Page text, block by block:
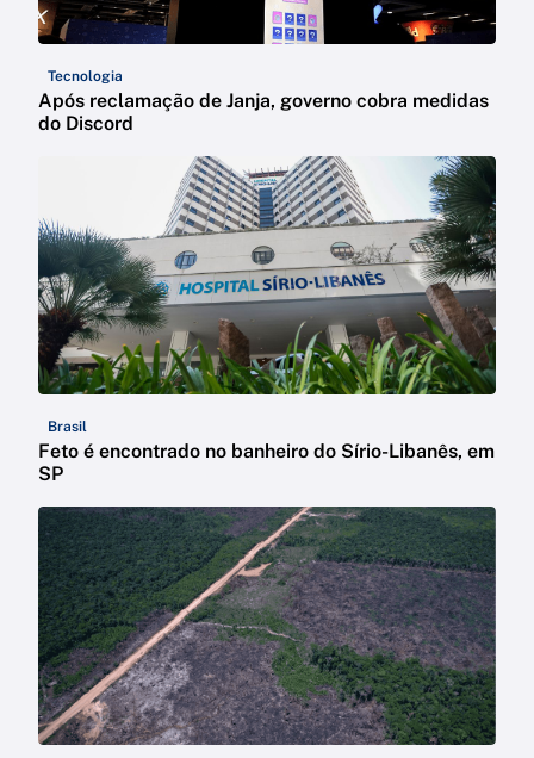
Tecnologia
Após reclamação de Janja, governo cobra medidas
do Discord
Brasil
Feto é encontrado no banheiro do Sírio-Libanês, em
SP